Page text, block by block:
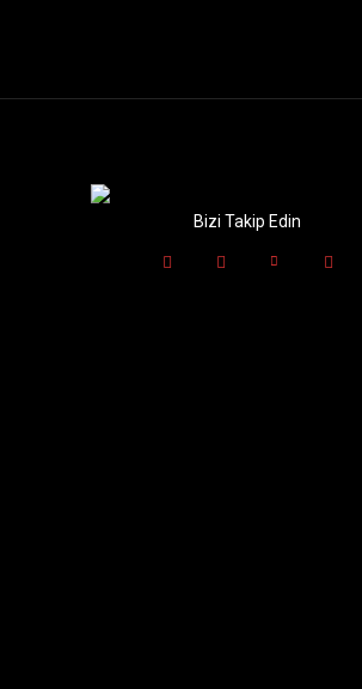
Bizi Takip Edin